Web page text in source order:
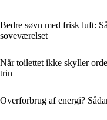
Bedre søvn med frisk luft:
soveværelset
Når toilettet ikke skyller
trin
Overforbrug af energi?